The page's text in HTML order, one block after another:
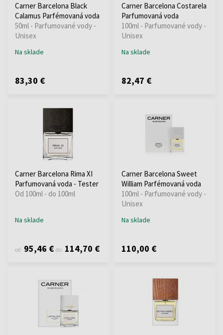
Carner Barcelona Black
Calamus Parfémovaná voda
50ml - Parfumované vody -
Unisex
Na sklade
83,30 €
Carner Barcelona Costarela
Parfumovaná voda
100ml - Parfumované vody -
Unisex
Na sklade
82,47 €
Carner Barcelona Rima XI
Parfumovaná voda - Tester
Od 100ml - do 100ml
Na sklade
od 95,46 € do 114,70 €
Carner Barcelona Sweet
William Parfémovaná voda
100ml - Parfumované vody -
Unisex
Na sklade
110,00 €